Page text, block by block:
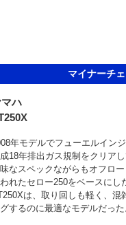
マイナーチ
ハ
年モデルでフューエルイン
18年排出ガス規制をクリアし
なスペックながらもオフロ
れたセロー250をベースにし
は、取り回しも軽く、混
するのに最適なモデルだっ